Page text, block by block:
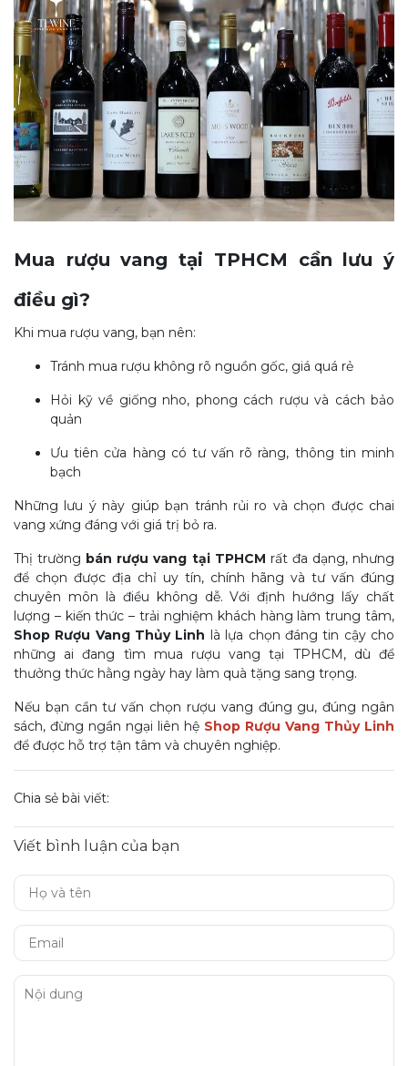
Mua rượu vang tại TPHCM cần lưu ý
điều gì?
Khi mua rượu vang, bạn nên:
Tránh mua rượu không rõ nguồn gốc, giá quá rẻ
Hỏi kỹ về giống nho, phong cách rượu và cách bảo
quản
Ưu tiên cửa hàng có tư vấn rõ ràng, thông tin minh
bạch
Những lưu ý này giúp bạn tránh rủi ro và chọn được chai
vang xứng đáng với giá trị bỏ ra.
Thị trường bán rượu vang tại TPHCM rất đa dạng, nhưng
để chọn được địa chỉ uy tín, chính hãng và tư vấn đúng
chuyên môn là điều không dễ. Với định hướng lấy chất
lượng – kiến thức – trải nghiệm khách hàng làm trung tâm,
Shop Rượu Vang Thủy Linh là lựa chọn đáng tin cậy cho
những ai đang tìm mua rượu vang tại TPHCM, dù để
thưởng thức hằng ngày hay làm quà tặng sang trọng.
Nếu bạn cần tư vấn chọn rượu vang đúng gu, đúng ngân
sách, đừng ngần ngại liên hệ Shop Rượu Vang Thủy Linh
để được hỗ trợ tận tâm và chuyên nghiệp.
Chia sẻ bài viết:
Viết bình luận của bạn